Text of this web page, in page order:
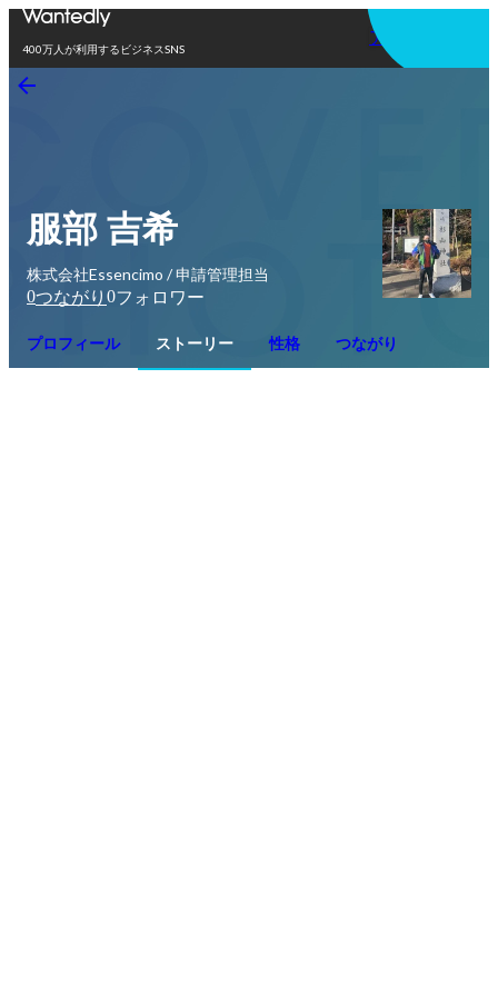
400万人が利用するビジネスSNS
アプリを使う
服部 吉希
株式会社Essencimo / 申請管理担当
0つながり 0フォロワー
プロフィール ストーリー 性格 つながり